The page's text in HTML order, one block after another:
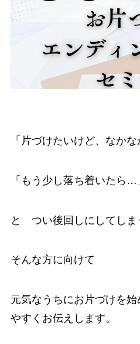
「片づけたいけど、なか
「もう少し落ち着いたら…
と つい後回しにしてし
そんな方に向けて
元気なうちにお片づけを
やすくお伝えします。